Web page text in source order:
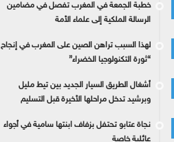
خطبة الجمعة في المغرب تفصل في مضامين
الرسالة الملكية إلى علماء الأمة
لهذا السبب تراهن الصين على المغرب في إنجاح
“ثورة التكنولوجيا الخضراء”
أشغال الطريق السيار الجديد بين تيط مليل
وبرشيد تدخل مراحلها الأخيرة قبل التسليم
نجاة عتابو تحتفل بزفاف ابنتها سامية في أجواء
عائلية خاصة